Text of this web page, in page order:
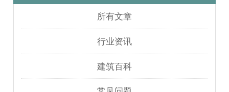
所有文章
行业资讯
建筑百科